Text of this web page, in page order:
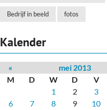
Bedrijf in beeld fotos
Kalender
« mei 2013
M
D W D V
1
2 3
6
7 8 9 10